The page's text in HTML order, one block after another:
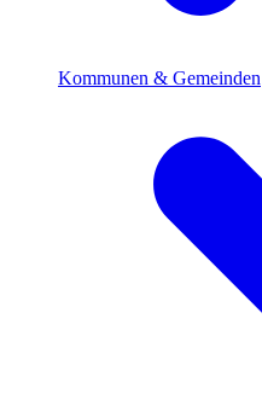
Kommunen & Gemeinden